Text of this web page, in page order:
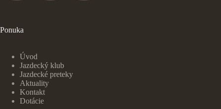
Ponuka
Úvod
Jazdecký klub
Jazdecké preteky
Aktuality
Kontakt
Dotácie